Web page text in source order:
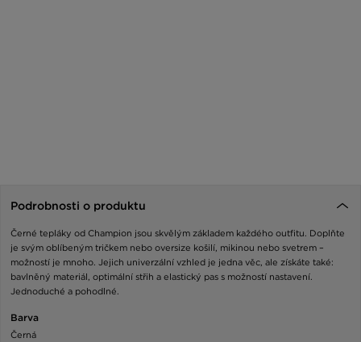
Podrobnosti o produktu
Černé tepláky od Champion jsou skvělým základem každého outfitu. Doplňte
je svým oblíbeným tričkem nebo oversize košilí, mikinou nebo svetrem –
možností je mnoho. Jejich univerzální vzhled je jedna věc, ale získáte také:
bavlněný materiál, optimální střih a elastický pas s možností nastavení.
Jednoduché a pohodlné.
Barva
Černá